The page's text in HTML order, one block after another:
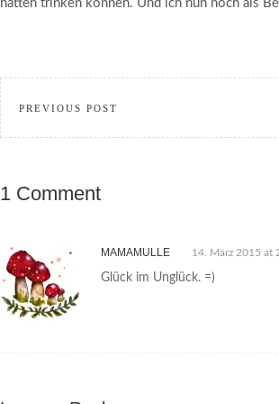
hätten trinken können. Und ich nun noch als
PREVIOUS POST
1 Comment
MAMAMULLE 14. März 2015 at
Glück im Unglück. =)